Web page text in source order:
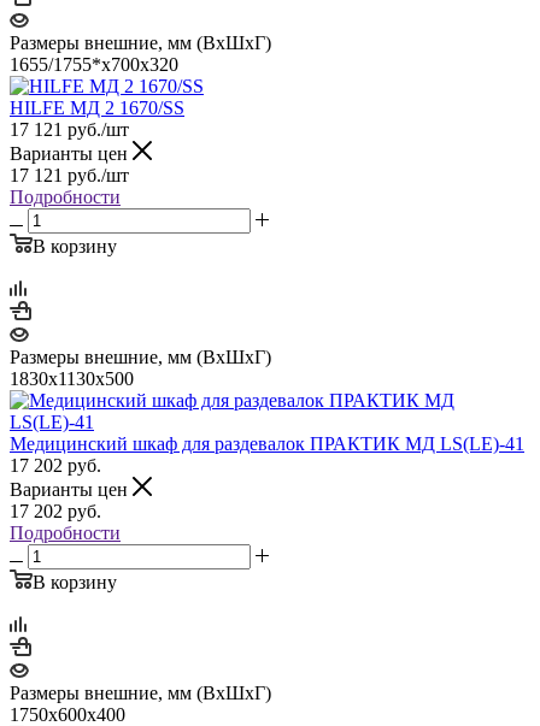
Размеры внешние, мм (ВхШхГ)
1655/1755*x700x320
HILFE МД 2 1670/SS
17 121 руб./шт
Варианты цен
17 121 руб./шт
Подробности
В корзину
Размеры внешние, мм (ВхШхГ)
1830x1130x500
Медицинский шкаф для раздевалок ПРАКТИК МД LS(LE)-41
17 202 руб.
Варианты цен
17 202 руб.
Подробности
В корзину
Размеры внешние, мм (ВхШхГ)
1750х600х400